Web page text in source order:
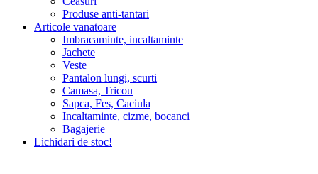
Produse anti-tantari
Articole vanatoare
Imbracaminte, incaltaminte
Jachete
Veste
Pantalon lungi, scurti
Camasa, Tricou
Sapca, Fes, Caciula
Incaltaminte, cizme, bocanci
Bagajerie
Lichidari de stoc!